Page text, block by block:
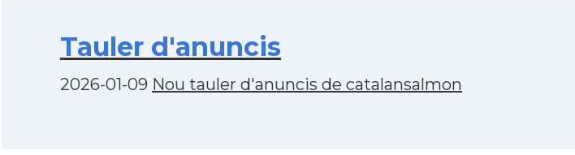
Tauler d'anuncis
2026-01-09 Nou tauler d'anuncis de catalansalmon